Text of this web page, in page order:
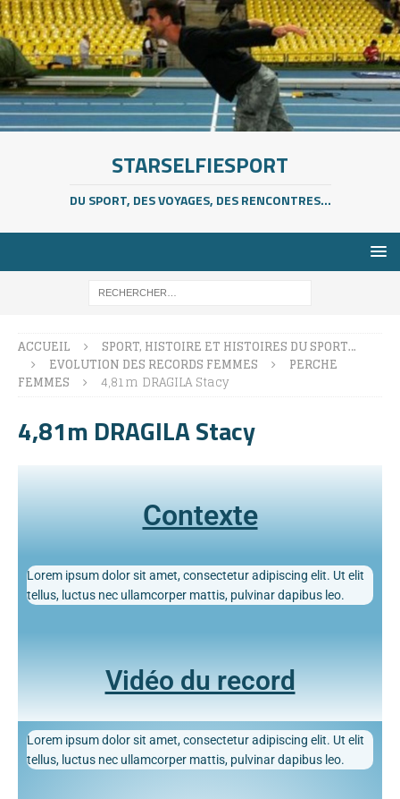
STARSELFIESPORT
DU SPORT, DES VOYAGES, DES RENCONTRES...
ACCUEIL
SPORT, HISTOIRE ET HISTOIRES DU SPORT…
EVOLUTION DES RECORDS FEMMES
PERCHE
FEMMES
4,81m DRAGILA Stacy
4,81m DRAGILA Stacy
Contexte
Lorem ipsum dolor sit amet, consectetur adipiscing elit. Ut elit
tellus, luctus nec ullamcorper mattis, pulvinar dapibus leo.
Vidéo du record
Lorem ipsum dolor sit amet, consectetur adipiscing elit. Ut elit
tellus, luctus nec ullamcorper mattis, pulvinar dapibus leo.